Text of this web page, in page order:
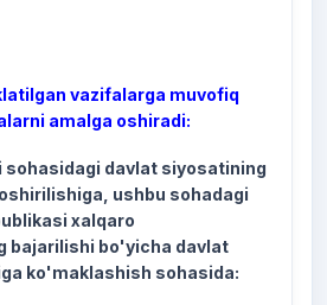
vazifalarga muvofiq
amalga oshiradi:
sohasidagi davlat siyosatining
ushbu sohadagi
xalqaro
bajarilishi bo'yicha davlat
ko'maklashish sohasida: